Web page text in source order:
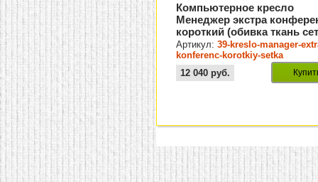
Компьютерное кресло
Менеджер экстра
короткий (обивка ткань
3Д)
Артикул:39-kreslo-manager-
konferenc-korotkiy-setka
12 040 руб.